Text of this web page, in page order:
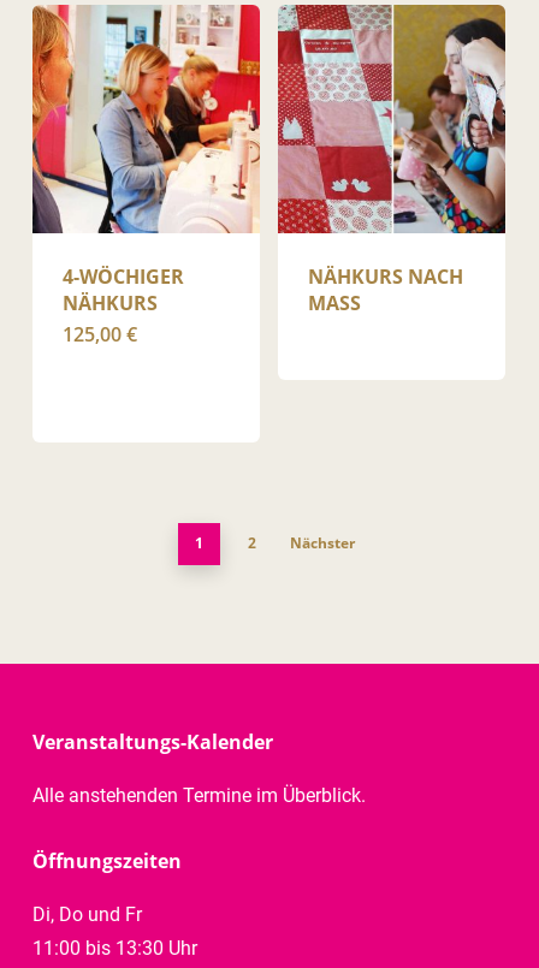
4-WÖCHIGER
NÄHKURS
125,00€
NÄHKURS NACH
MASS
1 2 Nächster
Veranstaltungs-Kalender
Alle anstehenden Termine im Überblick.
Öffnungszeiten
Di, Do und Fr
11:00 bis 13:30 Uhr